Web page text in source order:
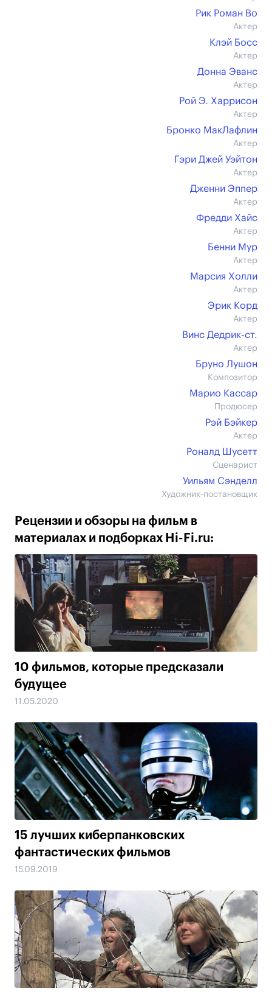
Рик Роман Во
Актер
Клэй Босс
Актер
Донна Эванс
Актер
Рой Э. Харрисон
Актер
Бронко МакЛафлин
Актер
Гэри Джей Уэйтон
Актер
Дженни Эппер
Актер
Фредди Хайс
Актер
Бенни Мур
Актер
Марсия Холли
Актер
Эрик Корд
Актер
Винс Дедрик-ст.
Актер
Бруно Лушон
Композитор
Марио Кассар
Продюсер
Рэй Бэйкер
Актер
Роналд Шусетт
Сценарист
Уильям Сэнделл
Художник-постановщик
Рецензии и обзоры на фильм в
материалах и подборках Hi-Fi.ru:
10 фильмов, которые предсказали
будущее
11.05.2020
15 лучших киберпанковских
фантастических фильмов
15.09.2019